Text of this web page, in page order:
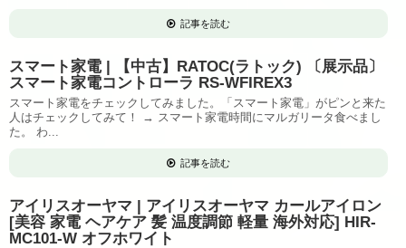
記事を読む
スマート家電 | 【中古】RATOC(ラトック) 〔展示品〕
スマート家電コントローラ RS-WFIREX3
スマート家電をチェックしてみました。「スマート家電」がピンと来た
人はチェックしてみて！ → スマート家電時間にマルガリータ食べまし
た。 わ...
記事を読む
アイリスオーヤマ | アイリスオーヤマ カールアイロン
[美容 家電 ヘアケア 髪 温度調節 軽量 海外対応] HIR-
MC101-W オフホワイト